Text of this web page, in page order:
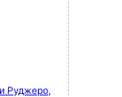
Руджеро,